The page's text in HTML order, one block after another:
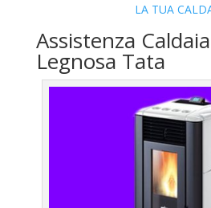
LA TUA
Assistenza
Legnosa Tata